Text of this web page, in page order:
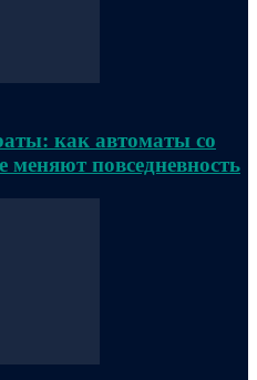
как автоматы со
меняют повседневность